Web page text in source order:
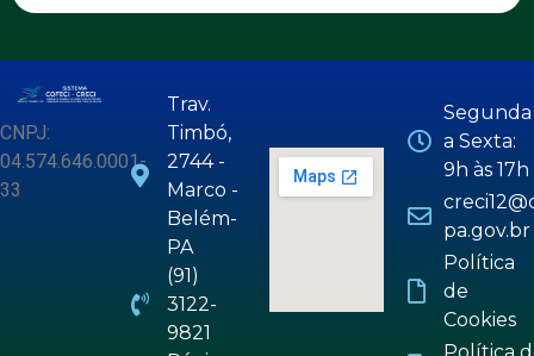
CNPJ:
04.574.646.0001-
33
Trav.
Timbó,
2744 -
Marco -
Belém-
PA
(91)
3122-
9821
Segunda
a Sexta:
9h às 17h
pa.gov.br
Política
de
Cookies